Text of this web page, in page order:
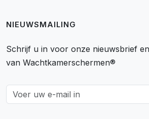
NIEUWSMAILING
Schrijf u in voor onze nieuwsbrief
van Wachtkamerschermen®